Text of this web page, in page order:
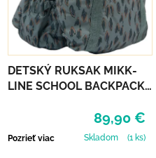
DETSKÝ RUKSAK MIKK-
LINE SCHOOL BACKPACK -
89,90 €
Pozrieť viac Skladom (1 ks)